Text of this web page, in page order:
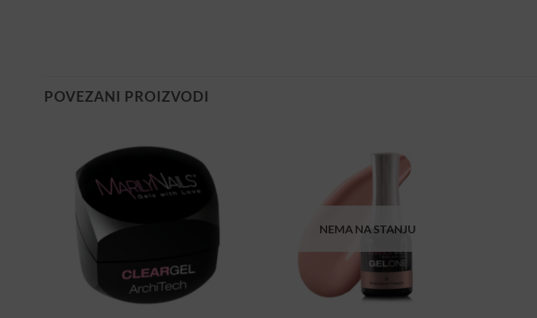
POVEZANI PROIZVODI
NEMA NA STANJU